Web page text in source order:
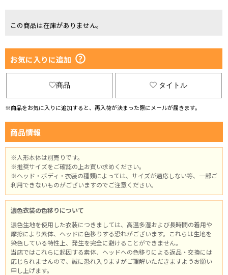
この商品は在庫がありません。
お気に入りに追加
商品 タイトル
※商品をお気に入りに追加すると、再入荷が決まった際にメールが届きます。
商品情報
※人形本体は別売りです。
※推奨サイズをご確認の上お買い求めください。
※ヘッド・ボディ・衣装の種類によっては、サイズが適応しない等、一部ご
利用できないものがございますのでご注意ください。
濃色衣装の色移りについて
濃色生地を使用した衣装につきましては、高温多湿および長時間の着用や
摩擦により素体、ヘッドに色移りする恐れがございます。これらは生地を
染色している特性上、発生を完全に避けることができません。
当店ではこれらに起因する素体、ヘッドへの色移りによる返品・交換には
応じられませんので、誠に恐れ入りますがご理解いただきますようお願い
申し上げます。